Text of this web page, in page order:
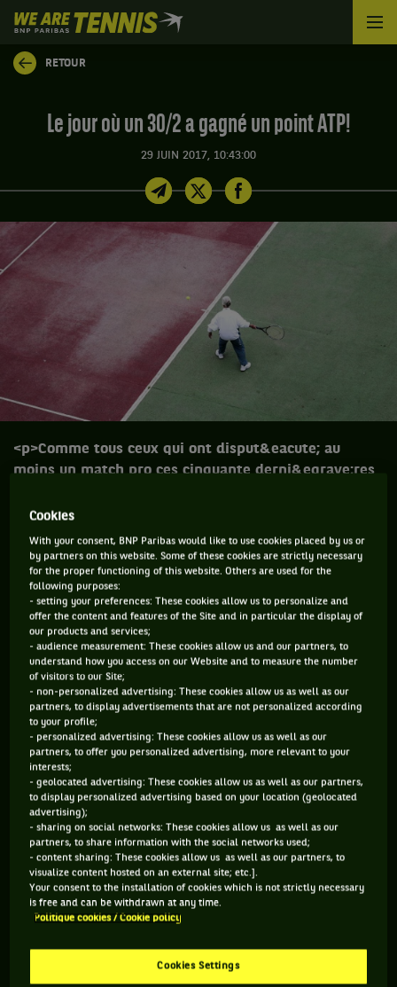
We
are
Tennis
by
RETOUR
Le jour où un 30/2 a gagné un point ATP!
29 JUIN 2017, 10:43:00
<p>Comme tous ceux qui ont disput&eacute; au
moins un match pro ces cinquante derni&egrave;res
&agrave; 49 ans vient de disputer le tournoi
Challenger de Milan en double, a d&eacute;sormais
sa fiche sur le site de l&rsquo;ITF, la
F&eacute;d&eacute; Internationale. L&rsquo;ancien
troisi&egrave;me du Ballon d&rsquo;or n&rsquo;est
pas le premier amateur dans ce cas, loin de
l&agrave;.</p> <p>&nbsp;</p>
Comme tous ceux qui ont disputé au moins un match pro ces
cinquante dernières années, le footballeur Paolo Maldini, qui
à 49 ans vient de disputer le tournoi Challenger de Milan en
double, a désormais sa fiche sur le site de l’ITF, la Fédé
Internationale. L’ancien troisième du Ballon d’or n’est pas le
premier amateur dans ce cas, loin de là.
Mardi 27 juin, nombreux ont été ceux à s’émouvoir de la
faible qualité de jeu de la légende italienne Paolo Maldini.
Parmi les commentaires trouvés au hasard sur la toile, «
de ce niveau ?
». On ne parle pas ici de football mais bien de
Cookies
With your consent, BNP Paribas would like to use cookies placed by us or
by partners on this website. Some of these cookies are strictly necessary
for the proper functioning of this website. Others are used for the
following purposes:
- setting your preferences: These cookies allow us to personalize and
offer the content and features of the Site and in particular the display of
our products and services;
- audience measurement: These cookies allow us and our partners, to
understand how you access on our Website and to measure the number
of visitors to our Site;
- non-personalized advertising: These cookies allow us as well as our
partners, to display advertisements that are not personalized according
to your profile;
- personalized advertising: These cookies allow us as well as our
partners, to offer you personalized advertising, more relevant to your
interests;
- geolocated advertising: These cookies allow us as well as our partners,
to display personalized advertising based on your location (geolocated
advertising);
- sharing on social networks: These cookies allow us as well as our
partners, to share information with the social networks used;
- content sharing: These cookies allow us as well as our partners, to
visualize content hosted on an external site; etc.].
Your consent to the installation of cookies which is not strictly necessary
is free and can be withdrawn at any time.
Politique cookies / Cookie policy
Cookies Settings